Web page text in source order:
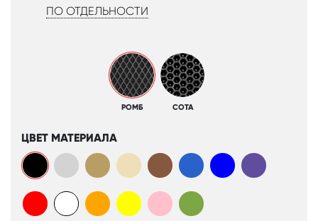
ПО ОТДЕЛЬНОСТИ
РОМБ СОТА
ЦВЕТ МАТЕРИАЛА